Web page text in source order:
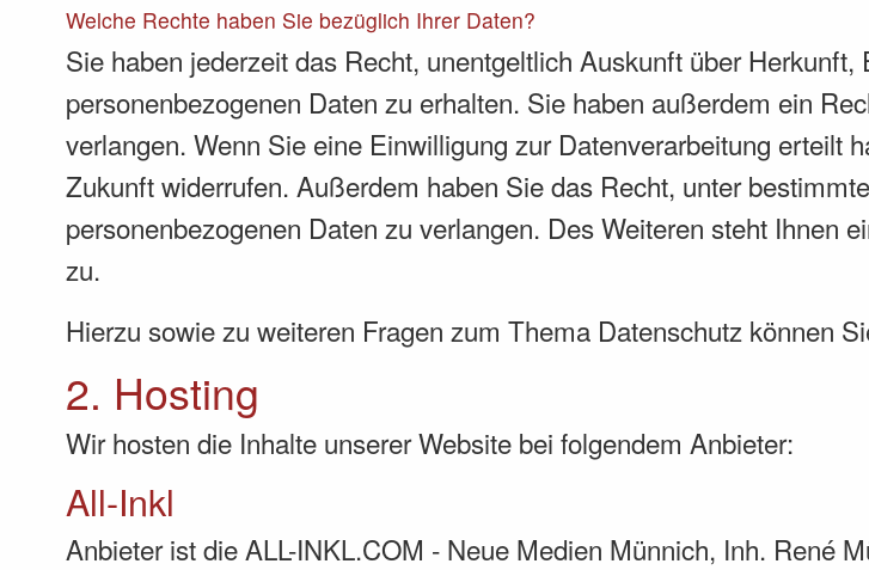
Welche Rechte haben Sie bezüglich Ihrer Daten?
Sie haben jederzeit das Recht, unentgeltlich Auskunft über
personenbezogenen Daten zu erhalten. Sie haben außerdem ein
verlangen. Wenn Sie eine Einwilligung zur Datenverarbeitung erteilt
Zukunft widerrufen. Außerdem haben Sie das Recht, unter
personenbezogenen Daten zu verlangen. Des Weiteren steht Ihnen
zu.
Hierzu sowie zu weiteren Fragen zum Thema Datenschutz können
2. Hosting
Wir hosten die Inhalte unserer Website bei folgendem Anbieter:
All-Inkl
Anbieter ist die ALL-INKL.COM - Neue Medien Münnich, Inh. René